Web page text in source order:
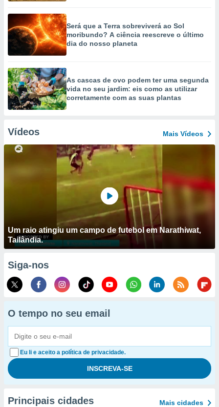
Será que a Terra sobreviverá ao Sol
moribundo? A ciência reescreve o último
dia do nosso planeta
As cascas de ovo podem ter uma segunda
vida no seu jardim: eis como as utilizar
corretamente com as suas plantas
Vídeos Mais Vídeos
Um raio atingiu um campo de futebol em Narathiwat,
Tailândia.
Siga-nos
O tempo no seu email
Eu li e aceito a política de privacidade.
Principais cidades Mais cidades